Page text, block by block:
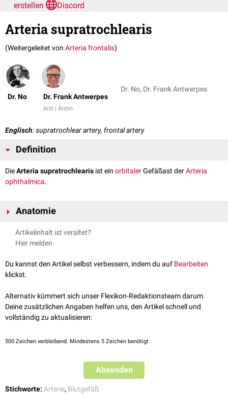
erstellen
Discord
Arteria supratrochlearis
(Weitergeleitet von Arteria frontalis)
Dr. No Dr. Frank Antwerpes
Arzt | Ärztin
Dr. No, Dr. Frank Antwerpes
Englisch: supratrochlear artery, frontal artery
Definition
DieArteria supratrochlearis ist ein orbitalerGefäßast derArteria
ophthalmica.
Anatomie
Die Arteria supratrochlearis ist einer der drei Endäste der Arteria
ophthalmica. Sie verlässt gemeinsam mit der
Dicht unterhalb durchbohrt der
Nervus supratrochlearis das Septum
orbitale
versorgt hier dieHaut der Regio frontalis, diemimische Muskulatur
dasPeriost. Die Arteria supratrochlearis anastomosiert mit derArteria
supraorbitalisund mit dem gleichnamigen Gefäß der Gegenseite.
Artikelinhalt ist veraltet?
Hier melden
Du kannst den Artikel selbst verbessern, indem du auf Bearbeiten
klickst.
Alternativ kümmert sich unser Flexikon-Redaktionsteam darum.
Deine zusätzlichen Angaben helfen uns, den Artikel schnell und
vollständig zu aktualisieren:
500 Zeichen verbleibend. Mindestens 5 Zeichen benötigt.
Absenden
Stichworte: Arterie, Blutgefäß